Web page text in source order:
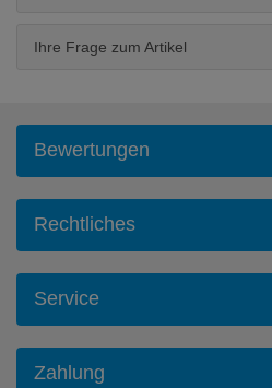
Ihre Frage zum Artikel
Bewertungen
Rechtliches
Service
Zahlung